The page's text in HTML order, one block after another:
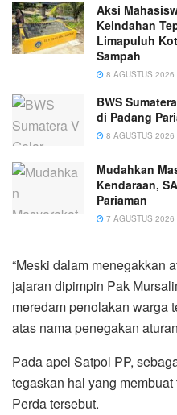
Aksi
Keindahan
Limapuluh
Sampah
8 AGUSTUS 2026
BWS
di Padang
8 AGUSTUS 2026
Mudahkan
Kendaraan,
Pariaman
7 AGUSTUS 2026
“Meski dalam menegakkan
jajaran dipimpin Pak
meredam penolakan warga
atas nama penegakan
Pada apel Satpol PP,
tegaskan hal yang
Perda tersebut.